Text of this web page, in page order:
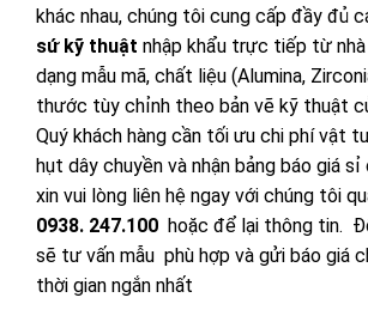
khác nhau, chúng tôi cung cấp đầy đủ
sứ kỹ thuật nhập khẩu trực tiếp từ
dạng mẫu mã, chất liệu (Alumina,
thước tùy chỉnh theo bản vẽ kỹ thuật
Quý khách hàng cần tối ưu chi phí vật
hụt dây chuyền và nhận bảng báo giá
xin vui lòng liên hệ ngay với chúng tôi
0938. 247.100 hoặc để lại thông tin.
sẽ tư vấn mẫu phù hợp và gửi báo giá
thời gian ngắn nhất